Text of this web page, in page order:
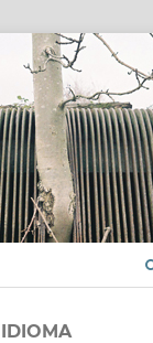
IDIOMA